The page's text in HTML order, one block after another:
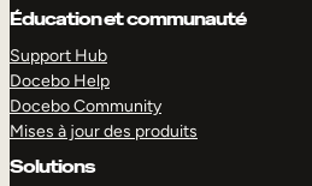
Éducation et communauté
Support Hub
Docebo Help
Docebo Community
Mises à jour des produits
Solutions